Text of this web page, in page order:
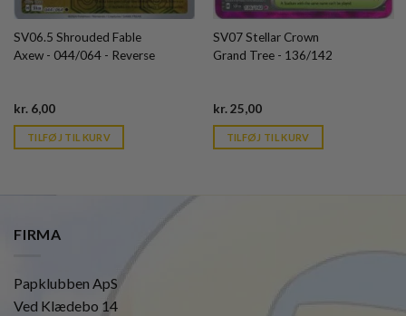
SV06.5 Shrouded Fable
Axew - 044/064 - Reverse
kr. 6,00Current
is:
kr. 39,95.
TILFØJ TIL KURV
SV07 Stellar Crown
Grand Tree - 136/142
kr.25,00Current
is:
kr. 39,95.
TILFØJ TIL KURV
FIRMA
Papklubben ApS
Ved Klædebo 14